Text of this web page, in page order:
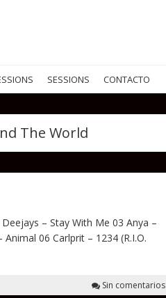
SESSIONS CONTACTO
The World
– Stay With Me 03 Anya –
06 Carlprit – 1234 (R.I.O.
Sin comentarios